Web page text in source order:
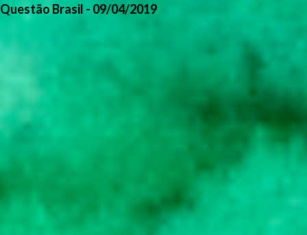
Questão Brasil - 09/04/2019